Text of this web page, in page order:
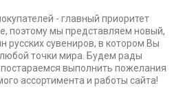
- главный приоритет
поэтому мы представляем новый,
русских сувениров, в котором Вы
точки мира. Будем рады
выполнить пожелания
ассортимента и работы сайта!